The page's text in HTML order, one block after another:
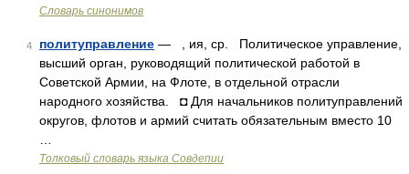
Словарь синонимов
4 политуправление — , ия, ср. Политическое управление,
высший орган, руководящий политической работой в
Советской Армии, на Флоте, в отдельной отрасли
народного хозяйства. ◘ Для начальников политуправлений
округов, флотов и армий считать обязательным вместо 10
Толковый словарь языка Совдепии